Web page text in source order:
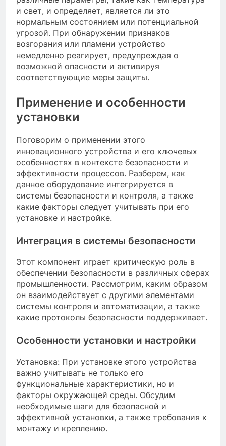
и свет, и определяет, является ли это
нормальным состоянием или потенциальной
угрозой. При обнаружении признаков
возгорания или пламени устройство
немедленно реагирует, предупреждая о
возможной опасности и активируя
соответствующие меры защиты.
Применение и особенности
установки
Поговорим о применении этого
инновационного устройства и его ключевых
особенностях в контексте безопасности и
эффективности процессов. Разберем, как
данное оборудование интегрируется в
системы безопасности и контроля, а также
какие факторы следует учитывать при его
установке и настройке.
Интеграция в системы безопасности
Этот компонент играет критическую роль в
обеспечении безопасности в различных сферах
промышленности. Рассмотрим, каким образом
он взаимодействует с другими элементами
системы контроля и автоматизации, а также
какие протоколы безопасности поддерживает.
Особенности установки и настройки
Установка: При установке этого устройства
важно учитывать не только его
функциональные характеристики, но и
факторы окружающей среды. Обсудим
необходимые шаги для безопасной и
эффективной установки, а также требования к
монтажу и креплению.